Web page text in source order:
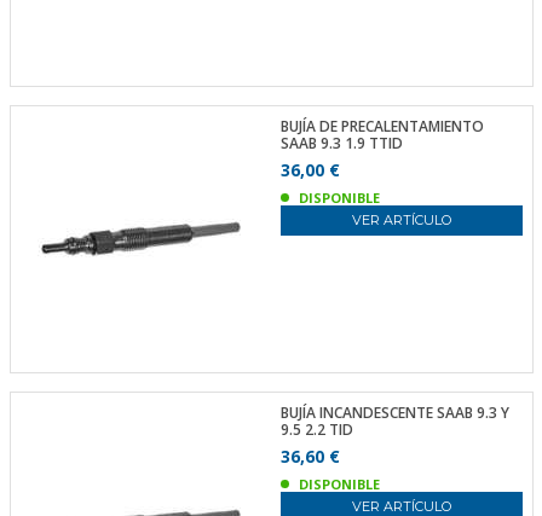
BUJÍA DE PRECALENTAMIENTO
SAAB 9.3 1.9 TTID
36,00 €
DISPONIBLE
VER ARTÍCULO
BUJÍA INCANDESCENTE SAAB 9.3 Y
9.5 2.2 TID
36,60 €
DISPONIBLE
VER ARTÍCULO